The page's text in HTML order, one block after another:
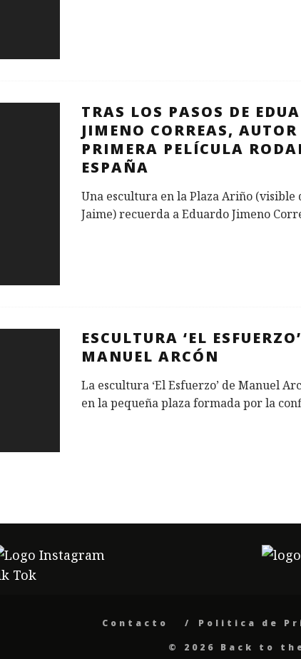
TRAS LOS PASOS DE
JIMENO CORREAS,
PRIMERA PELÍCULA
ESPAÑA
Una escultura en la Plaza Ariño (visible
Jaime) recuerda a Eduardo Jimeno
ESCULTURA ‘EL
MANUEL ARCÓN
La escultura ‘El Esfuerzo’ de Manuel
en la pequeña plaza formada por la
Contacto Politica de
© 2026 Back to